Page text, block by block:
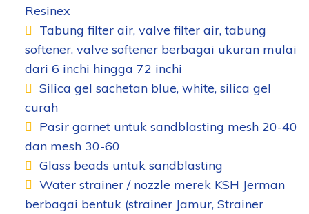
Resinex
Tabung filter air, valve filter air, tabung
softener, valve softener berbagai ukuran mulai
dari 6 inchi hingga 72 inchi
Silica gel sachetan blue, white, silica gel
curah
Pasir garnet untuk sandblasting mesh 20-40
dan mesh 30-60
Glass beads untuk sandblasting
Water strainer / nozzle merek KSH Jerman
berbagai bentuk (strainer Jamur, Strainer